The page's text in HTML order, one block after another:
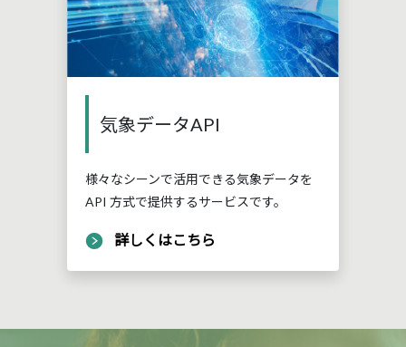
気象データAPI
様々なシーンで活用できる気象データを
API 方式で提供するサービスです。
詳しくはこちら